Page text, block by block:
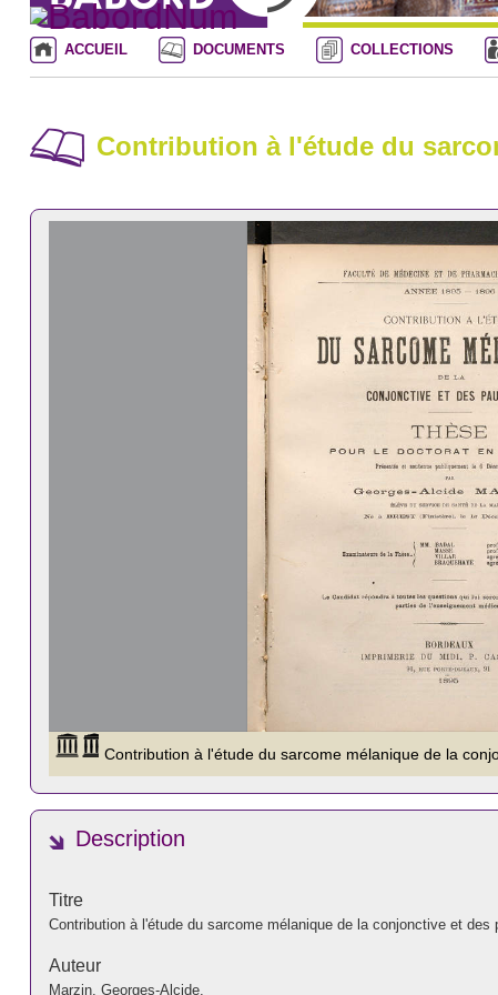
ACCUEIL DOCUMENTS COLLECTIONS
Contribution à l'étude du
Description
Titre
Contribution à l'étude du sarcome mélanique de la conjonctive et des
Auteur
Marzin, Georges-Alcide.